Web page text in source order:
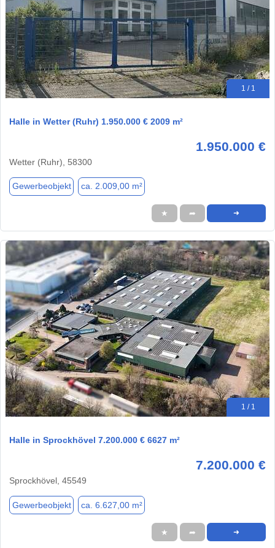
1 / 1
Halle in Wetter (Ruhr) 1.950.000 € 2009 m²
1.950.000 €
Wetter (Ruhr), 58300
Gewerbeobjekt ca. 2.009,00 m²
★ ➦ ➜
1 / 1
Halle in Sprockhövel 7.200.000 € 6627 m²
7.200.000 €
Sprockhövel, 45549
Gewerbeobjekt ca. 6.627,00 m²
★ ➦ ➜